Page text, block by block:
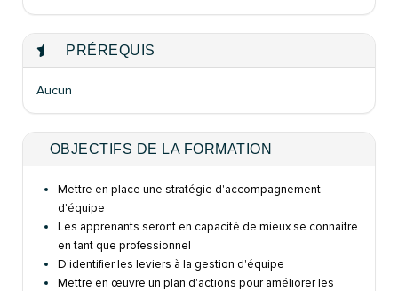
PRÉREQUIS
Aucun
OBJECTIFS DE LA FORMATION
Mettre en place une stratégie d'accompagnement
d'équipe
Les apprenants seront en capacité de mieux se connaitre
en tant que professionnel
D'identifier les leviers à la gestion d'équipe
Mettre en œuvre un plan d'actions pour améliorer les